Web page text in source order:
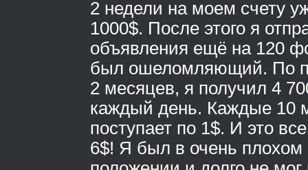
2 недели на моем счету
1000$. После этого я
объявления ещё на 120
был ошеломляющий. По
2 месяцев, я получил 4
каждый день. Каждые 10
поступает по 1$. И это
6$! Я был в очень